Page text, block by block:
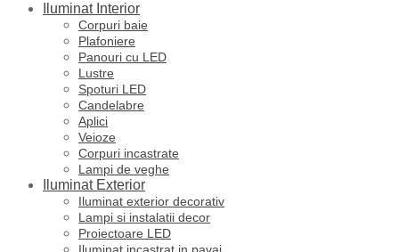
Iluminat Interior
Corpuri baie
Plafoniere
Panouri cu LED
Lustre
Spoturi LED
Candelabre
Aplici
Veioze
Corpuri incastrate
Lampi de veghe
Iluminat Exterior
Iluminat exterior decorativ
Lampi si instalatii decor
Proiectoare LED